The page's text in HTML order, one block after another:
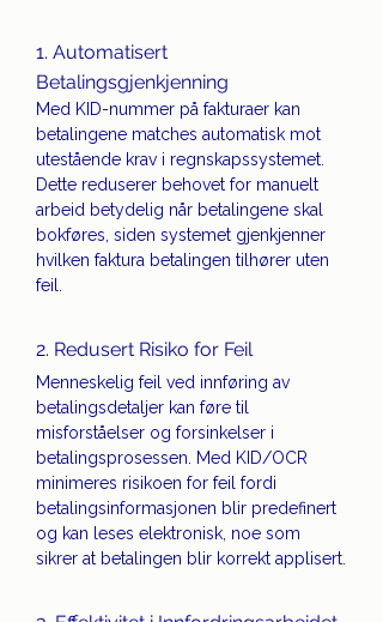
1. Automatisert
Betalingsgjenkjenning
Med KID-nummer på fakturaer kan
betalingene matches automatisk mot
utestående krav i regnskapssystemet.
Dette reduserer behovet for manuelt
arbeid betydelig når betalingene skal
bokføres, siden systemet gjenkjenner
hvilken faktura betalingen tilhører uten
feil.
2. Redusert Risiko for Feil
Menneskelig feil ved innføring av
betalingsdetaljer kan føre til
misforståelser og forsinkelser i
betalingsprosessen. Med KID/OCR
minimeres risikoen for feil fordi
betalingsinformasjonen blir predefinert
og kan leses elektronisk, noe som
sikrer at betalingen blir korrekt applisert.